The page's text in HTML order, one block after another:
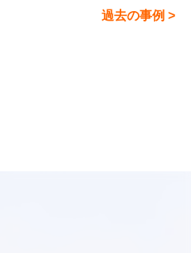
過去の事例 >